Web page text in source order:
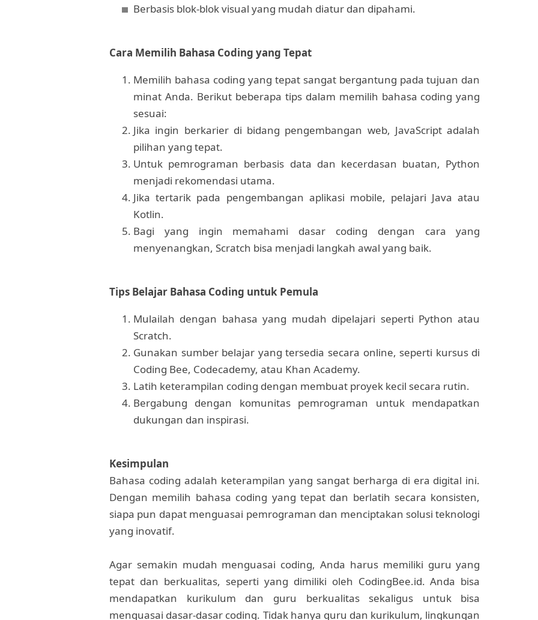
Berbasis blok-blok visual yang mudah diatur dan dipahami.
Cara Memilih Bahasa Coding yang Tepat
Memilih bahasa coding yang tepat sangat bergantung pada tujuan dan
minat Anda. Berikut beberapa tips dalam memilih bahasa coding yang
sesuai:
Jika ingin berkarier di bidang pengembangan web, JavaScript adalah
pilihan yang tepat.
Untuk pemrograman berbasis data dan kecerdasan buatan, Python
menjadi rekomendasi utama.
Jika tertarik pada pengembangan aplikasi mobile, pelajari Java atau
Kotlin.
Bagi yang ingin memahami dasar coding dengan cara yang
menyenangkan, Scratch bisa menjadi langkah awal yang baik.
Tips Belajar Bahasa Coding untuk Pemula
Mulailah dengan bahasa yang mudah dipelajari seperti Python atau
Scratch.
Gunakan sumber belajar yang tersedia secara online, seperti kursus di
Coding Bee, Codecademy, atau Khan Academy.
Latih keterampilan coding dengan membuat proyek kecil secara rutin.
Bergabung dengan komunitas pemrograman untuk mendapatkan
dukungan dan inspirasi.
Kesimpulan
Bahasa coding adalah keterampilan yang sangat berharga di era digital ini.
Dengan memilih bahasa coding yang tepat dan berlatih secara konsisten,
siapa pun dapat menguasai pemrograman dan menciptakan solusi teknologi
yang inovatif.
Agar semakin mudah menguasai coding, Anda harus memiliki guru yang
tepat dan berkualitas, seperti yang dimiliki oleh CodingBee.id. Anda bisa
mendapatkan kurikulum dan guru berkualitas sekaligus untuk bisa
menguasai dasar-dasar coding. Tidak hanya guru dan kurikulum, lingkungan